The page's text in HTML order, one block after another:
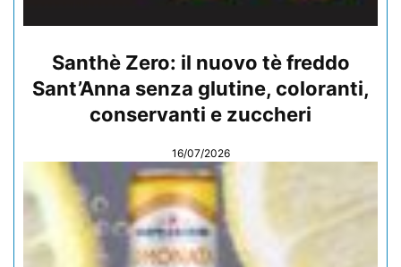
Santhè Zero: il nuovo tè freddo
Sant’Anna senza glutine, coloranti,
conservanti e zuccheri
16/07/2026